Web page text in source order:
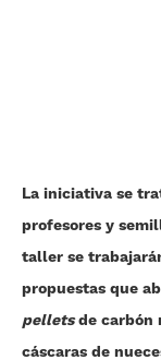
La iniciativa se
profesores y
taller se
propuestas que
pelletsde carbón
cáscaras de